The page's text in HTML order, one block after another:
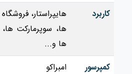
کاربرد
هایپراستار،
ها، سوپرمارکت ها،
ها و...
کمپرسور
امبراکو